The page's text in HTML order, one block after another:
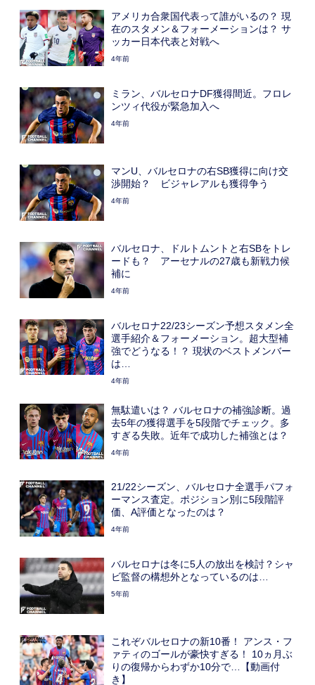
アメリカ合衆国代表って誰がいるの？ 現
在のスタメン＆フォーメーションは？ サ
ッカー日本代表と対戦へ
4年前
ミラン、バルセロナDF獲得間近。フロレ
ンツィ代役が緊急加入へ
4年前
マンU、バルセロナの右SB獲得に向け交
渉開始？ ビジャレアルも獲得争う
4年前
バルセロナ、ドルトムントと右SBをトレ
ードも？ アーセナルの27歳も新戦力候
補に
4年前
バルセロナ22/23シーズン予想スタメン全
選手紹介＆フォーメーション。超大型補
強でどうなる！？ 現状のベストメンバー
は…
4年前
無駄遣いは？ バルセロナの補強診断。過
去5年の獲得選手を5段階でチェック。多
すぎる失敗。近年で成功した補強とは？
4年前
21/22シーズン、バルセロナ全選手パフォ
ーマンス査定。ポジション別に5段階評
価、A評価となったのは？
4年前
バルセロナは冬に5人の放出を検討？シャ
ビ監督の構想外となっているのは…
5年前
これぞバルセロナの新10番！ アンス・フ
ァティのゴールが豪快すぎる！ 10ヵ月ぶ
りの復帰からわずか10分で…【動画付
き】